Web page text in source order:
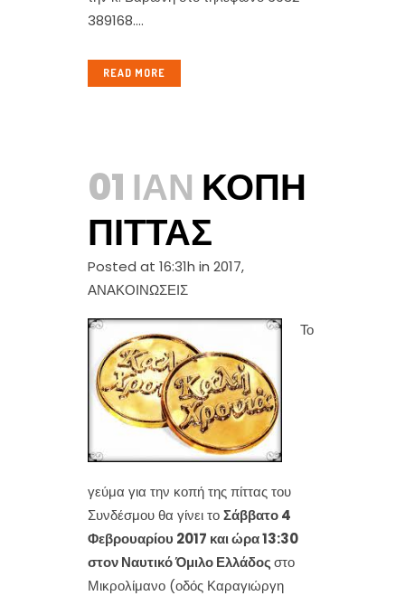
389168....
READ MORE
01 ΙΑΝ ΚΟΠΉ
ΠΊΤΤΑΣ
Posted at 16:31h in 2017,
ΑΝΑΚΟΙΝΩΣΕΙΣ
Το
γεύμα για την κοπή της πίττας του
Συνδέσμου θα γίνει τοΣάββατο 4
Φεβρουαρίου 2017 και ώρα 13:30
στον Ναυτικό Όμιλο Ελλάδοςστο
Μικρολίμανο (οδός Καραγιώργη